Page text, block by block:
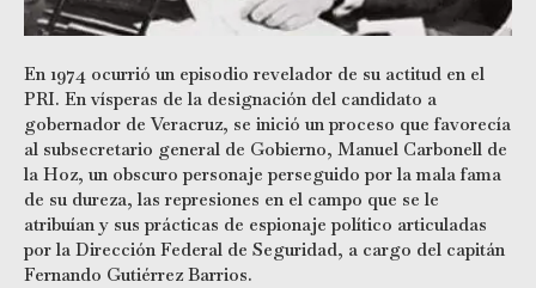
En 1974 ocurrió un episodio revelador de su actitud en el
PRI. En vísperas de la designación del candidato a
gobernador de Veracruz, se inició un proceso que favorecía
al subsecretario general de Gobierno, Manuel Carbonell de
la Hoz, un obscuro personaje perseguido por la mala fama
de su dureza, las represiones en el campo que se le
atribuían y sus prácticas de espionaje político articuladas
por la Dirección Federal de Seguridad, a cargo del capitán
Fernando Gutiérrez Barrios.